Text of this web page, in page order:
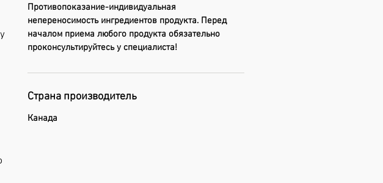
Противопоказание-индивидуальная
непереносимость ингредиентов продукта. Перед
началом приема любого продукта обязательно
проконсультируйтесь у специалиста!
Страна производитель
Канада